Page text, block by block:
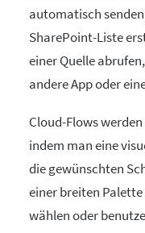
automatisch
SharePoint-Liste
einer Quelle
andere App oder
Cloud-Flows
indem man eine
die gewünschten
einer breiten
wählen oder